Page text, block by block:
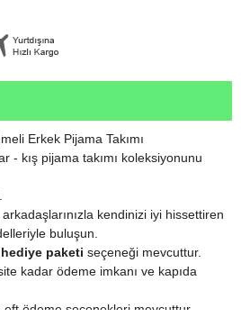
Erkek Pijama Takımı
- kış pijama takımı koleksiyonunu
kendinizi iyi hissettiren
buluşun.
hediye paketi seçeneği mevcuttur.
kadar ödeme imkanı ve kapıda
ödeme seçenekleri mevcuttur.